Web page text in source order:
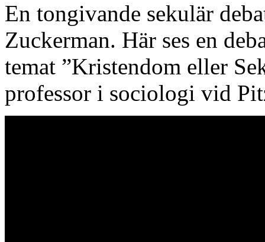
En tongivande sekulär
Zuckerman. Här ses en
temat ”Kristendom eller
professor i sociologi vid